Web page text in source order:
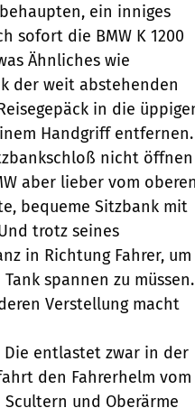
ein inniges
sofort die BMW K 1200
Ähnliches wie
der weit abstehenden
in die
Handgriff entfernen.
nicht öffnen
aber lieber vom oberen
bequeme Sitzbank mit
trotz seines
in Richtung Fahrer, um
spannen zu müssen.
Verstellung macht
entlastet zwar in der
den Fahrerhelm vom
und Oberärme